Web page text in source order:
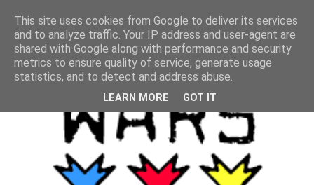
This site uses cookies from Google to deliver its services
and to analyze traffic. Your IP address and user-agent are
shared with Google along with performance and security
metrics to ensure quality of service, generate usage
statistics, and to detect and address abuse.
LEARN MORE GOT IT